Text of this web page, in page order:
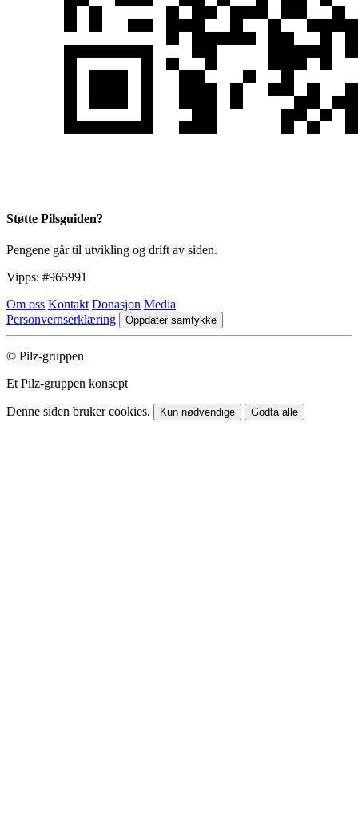
Støtte Pilsguiden?
Pengene går til utvikling og drift av siden.
Vipps: #965991
Om oss Kontakt Donasjon Media
Personvernserklæring
Oppdater samtykke
© Pilz-gruppen
Et Pilz-gruppen konsept
Denne siden bruker cookies. Kun nødvendige Godta alle